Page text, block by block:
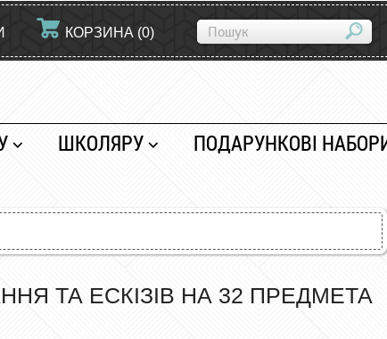
КОРЗИНА (0)
ШКОЛЯРУ ПОДАРУНКОВІ
ТА ЕСКІЗІВ НА 32 ПРЕДМЕТА